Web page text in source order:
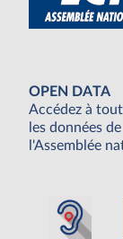
OPEN DATA
Accédez à
les données de
l'Assemblée